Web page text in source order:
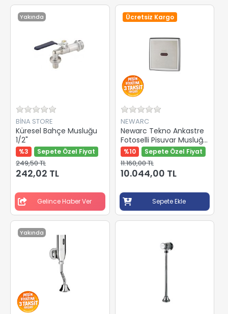
Yakında
BİNA STORE
Küresel Bahçe Musluğu
1/2"
%3 Sepete Özel Fiyat
249,50 TL
242,02 TL
Gelince Haber Ver
Ücretsiz Kargo
NEWARC
Newarc Tekno Ankastre
Fotoselli Pisuvar Musluğu
510673
%10 Sepete Özel Fiyat
11.160,00 TL
10.044,00 TL
Sepete Ekle
Yakında